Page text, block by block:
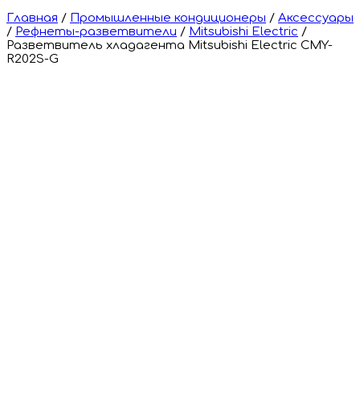
Главная / Промышленные кондиционеры / Аксессуары
/ Рефнеты-разветвители / Mitsubishi Electric /
Разветвитель хладагента Mitsubishi Electric CMY-
R202S-G